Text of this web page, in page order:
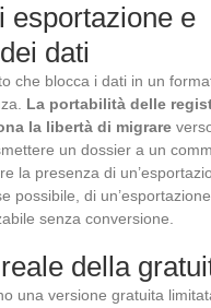
esportazione e
dati
che blocca i dati in un
La portabilità delle
la libertà di migrare
un dossier a un
la presenza di
possibile, di
senza conversione.
della
una versione gratuita